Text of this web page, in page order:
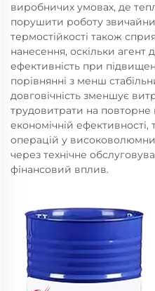
виробничих умовах, де
порушити роботу
термостійкості також
нанесення, оскільки агент
ефективність при
порівнянні з менш
довговічність зменшує
трудовитрати на
економічній ефективності,
операцій у
через технічне
фінансовий вплив.